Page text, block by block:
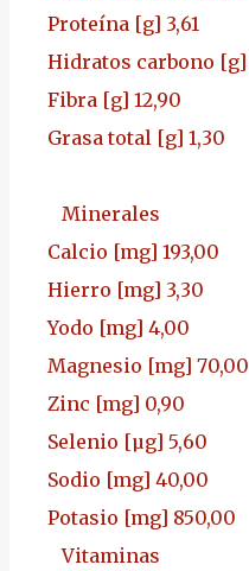
Proteína [g] 3,61
Hidratos carbono [g]
Fibra [g] 12,90
Grasa total [g] 1,30
Minerales
Calcio [mg] 193,00
Hierro [mg] 3,30
Yodo [mg] 4,00
Magnesio [mg] 70,00
Zinc [mg] 0,90
Selenio [µg] 5,60
Sodio [mg] 40,00
Potasio [mg] 850,00
Vitaminas